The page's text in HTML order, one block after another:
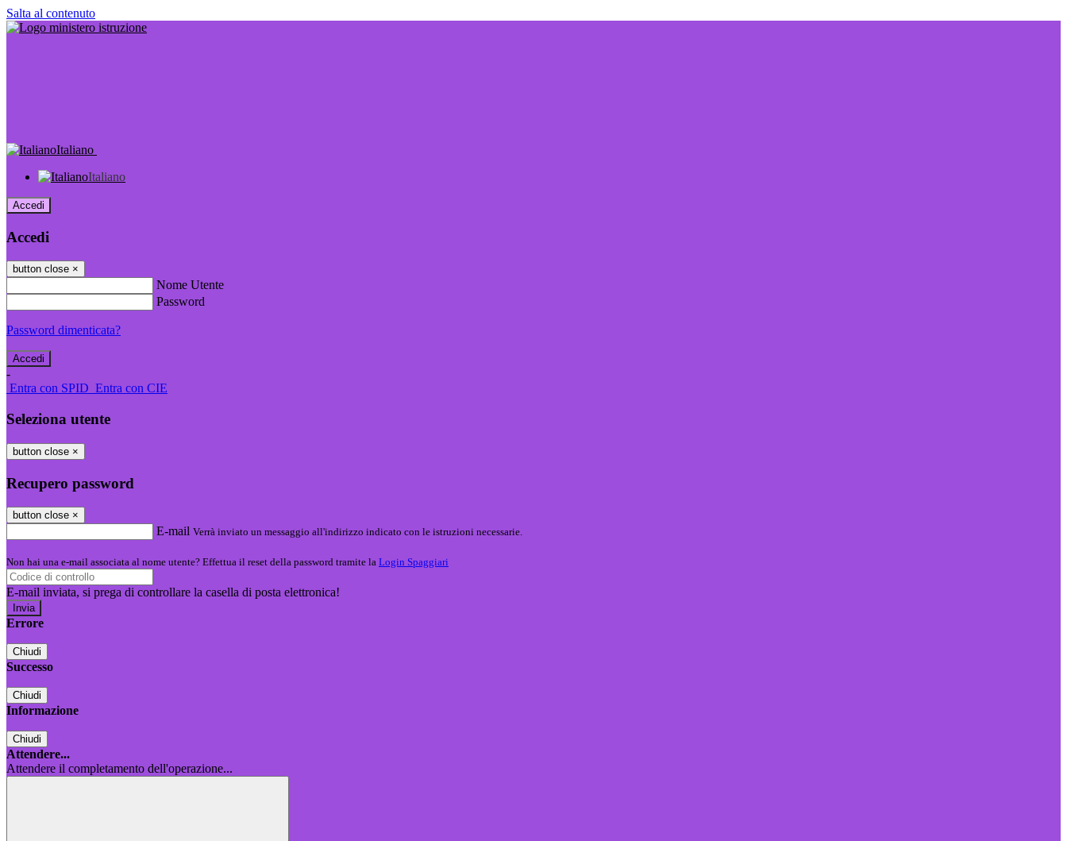
Salta al contenuto
Italiano
Italiano
Accedi
Accedi
button close ×
Nome Utente
Password
Password dimenticata?
-
Entra con SPID Entra con CIE
Seleziona utente
button close ×
Recupero password
button close ×
E-mail Verrà inviato un messaggio all'indirizzo indicato con le istruzioni necessarie.
Non hai una e-mail associata al nome utente? Effettua il reset della password tramite la Login Spaggiari
E-mail inviata, si prega di controllare la casella di posta elettronica!
Errore
Chiudi
Successo
Chiudi
Informazione
Chiudi
Attendere...
Attendere il completamento dell'operazione...